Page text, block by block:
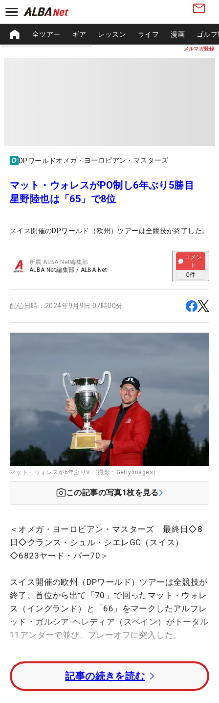
メルマガ登録
全ツアー ギア レッスン ライフ 漫画 ゴル
DPワールドオメガ・ヨーロピアン・マスターズ
マット・ウォレスがPO制し6年ぶり5勝目
星野陸也は「65」で8位
スイス開催のDPワールド（欧州）ツアーは全競技が終了した。
所属ALBA Net編集部
ALBA Net編集部 / ALBA Net
コメン
ト
0件
配信日時： 2024年9月9日 07時00分
マット・ウォレスが6年ぶりV （撮影：GettyImages）
この記事の写真1枚を見る
＜オメガ・ヨーロピアン・マスターズ 最終日◇8
日◇クランス・シュル・シエレGC（スイス）
◇6823ヤード・パー70＞
スイス開催の欧州（DPワールド）ツアーは全競技が
終了。首位から出て「70」で回ったマット・ウォレ
ス（イングランド）と「66」をマークしたアルフレ
ッド・ガルシア-ヘレディア（スペイン）がトータル
11アンダーで並び、プレーオフに突入した。
そして1ホール目でバーディを奪ったウォレスが勝
利。2018年「メイド・イン・デンマーク」以来、6
年ぶりツアー通算5勝目を果たした。42歳のガルシ
記事の続きを読む